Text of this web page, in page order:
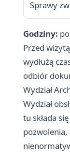
Sprawy
Godziny:
Przed
wydłużą
odbiór
Wydział
Wydział
tu składa